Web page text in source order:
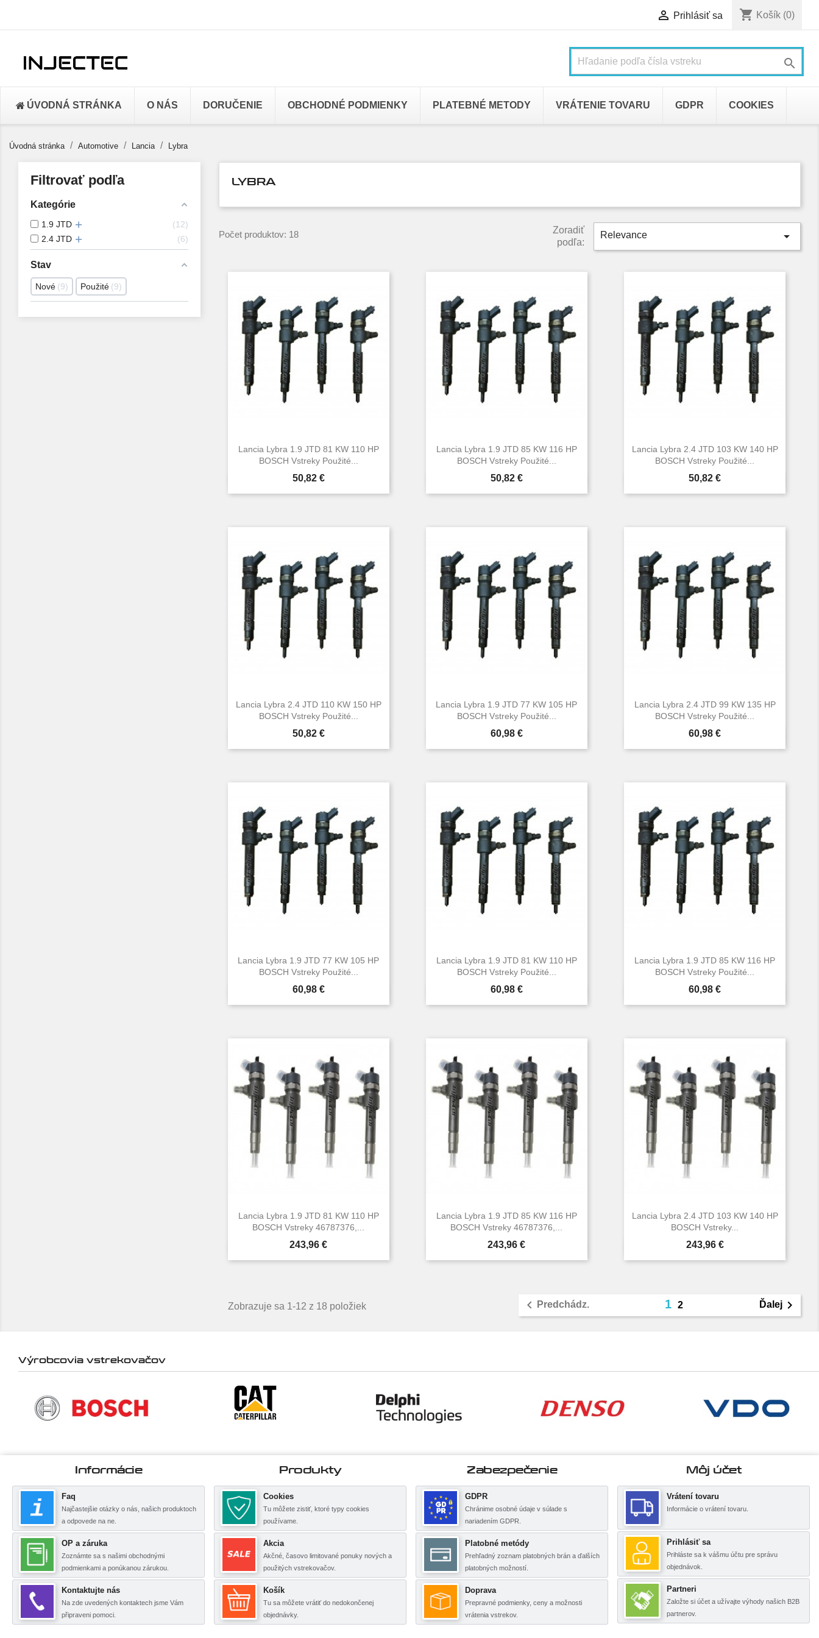
 Prihlásiť sa shopping_cart Košík (0)

ÚVODNÁ STRÁNKA O NÁS DORUČENIE OBCHODNÉ PODMIENKY PLATEBNÉ METODY VRÁTENIE TOVARU GDPR COOKIES
Úvodná stránka Automotive Lancia Lybra
Filtrovať podľa
Kategórie
1.9 JTD
12
2.4 JTD
6
Stav
Nové 9 Použité 9
LYBRA
Počet produktov: 18
Zoradiť
podľa:
Relevance 
Lancia Lybra 1.9 JTD 81 KW 110 HP
BOSCH Vstreky Použité...
Cena
50,82 €
Rýchly náhľad
Lancia Lybra 1.9 JTD 85 KW 116 HP
BOSCH Vstreky Použité...
Cena
50,82 €
Rýchly náhľad
Lancia Lybra 2.4 JTD 103 KW 140 HP
BOSCH Vstreky Použité...
Cena
50,82 €
Rýchly náhľad
Lancia Lybra 2.4 JTD 110 KW 150 HP
BOSCH Vstreky Použité...
Cena
50,82 €
Rýchly náhľad
Lancia Lybra 1.9 JTD 77 KW 105 HP
BOSCH Vstreky Použité...
Cena
60,98 €
Rýchly náhľad
Lancia Lybra 2.4 JTD 99 KW 135 HP
BOSCH Vstreky Použité...
Cena
60,98 €
Rýchly náhľad
Lancia Lybra 1.9 JTD 77 KW 105 HP
BOSCH Vstreky Použité...
Cena
60,98 €
Rýchly náhľad
Lancia Lybra 1.9 JTD 81 KW 110 HP
BOSCH Vstreky Použité...
Cena
60,98 €
Rýchly náhľad
Lancia Lybra 1.9 JTD 85 KW 116 HP
BOSCH Vstreky Použité...
Cena
60,98 €
Rýchly náhľad
Lancia Lybra 1.9 JTD 81 KW 110 HP
BOSCH Vstreky 46787376,...
Cena
243,96 €
Rýchly náhľad
Lancia Lybra 1.9 JTD 85 KW 116 HP
BOSCH Vstreky 46787376,...
Cena
243,96 €
Rýchly náhľad
Lancia Lybra 2.4 JTD 103 KW 140 HP
BOSCH Vstreky...
Cena
243,96 €
Rýchly náhľad
Zobrazuje sa 1-12 z 18 položiek  Predchádz. 1 2 Ďalej
Výrobcovia vstrekovačov
Informácie
Faq
Najčastejšie otázky o nás, našich produktoch
a odpovede na ne.
OP a záruka
Zoznámte sa s našimi obchodnými
podmienkami a ponúkanou zárukou.
Kontaktujte nás
Na zde uvedených kontaktech jsme Vám
připraveni pomoci.
Produkty
Cookies
Tu môžete zistiť, ktoré typy cookies
používame.
Akcia
Akčné, časovo limitované ponuky nových a
použitých vstrekovačov.
Košík
Tu sa môžete vrátiť do nedokončenej
objednávky.
Zabezpečenie
GDPR
Chránime osobné údaje v súlade s
nariadením GDPR.
Platobné metódy
Prehľadný zoznam platobných brán a ďalších
platobných možností.
Doprava
Prepravné podmienky, ceny a možnosti
vrátenia vstrekov.
Môj účet
Vrátení tovaru
Informácie o vrátení tovaru.
Prihlásiť sa
Prihláste sa k vášmu účtu pre správu
objednávok.
Partneri
Založte si účet a užívajte výhody našich B2B
partnerov.